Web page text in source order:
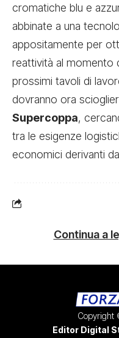
cromatiche blu e
abbinate a una
appositamente per
reattività al momento
prossimi tavoli di
dovranno ora
Supercoppa,
tra le esigenze
economici derivanti
Continua a
Copyright
Editor Digital